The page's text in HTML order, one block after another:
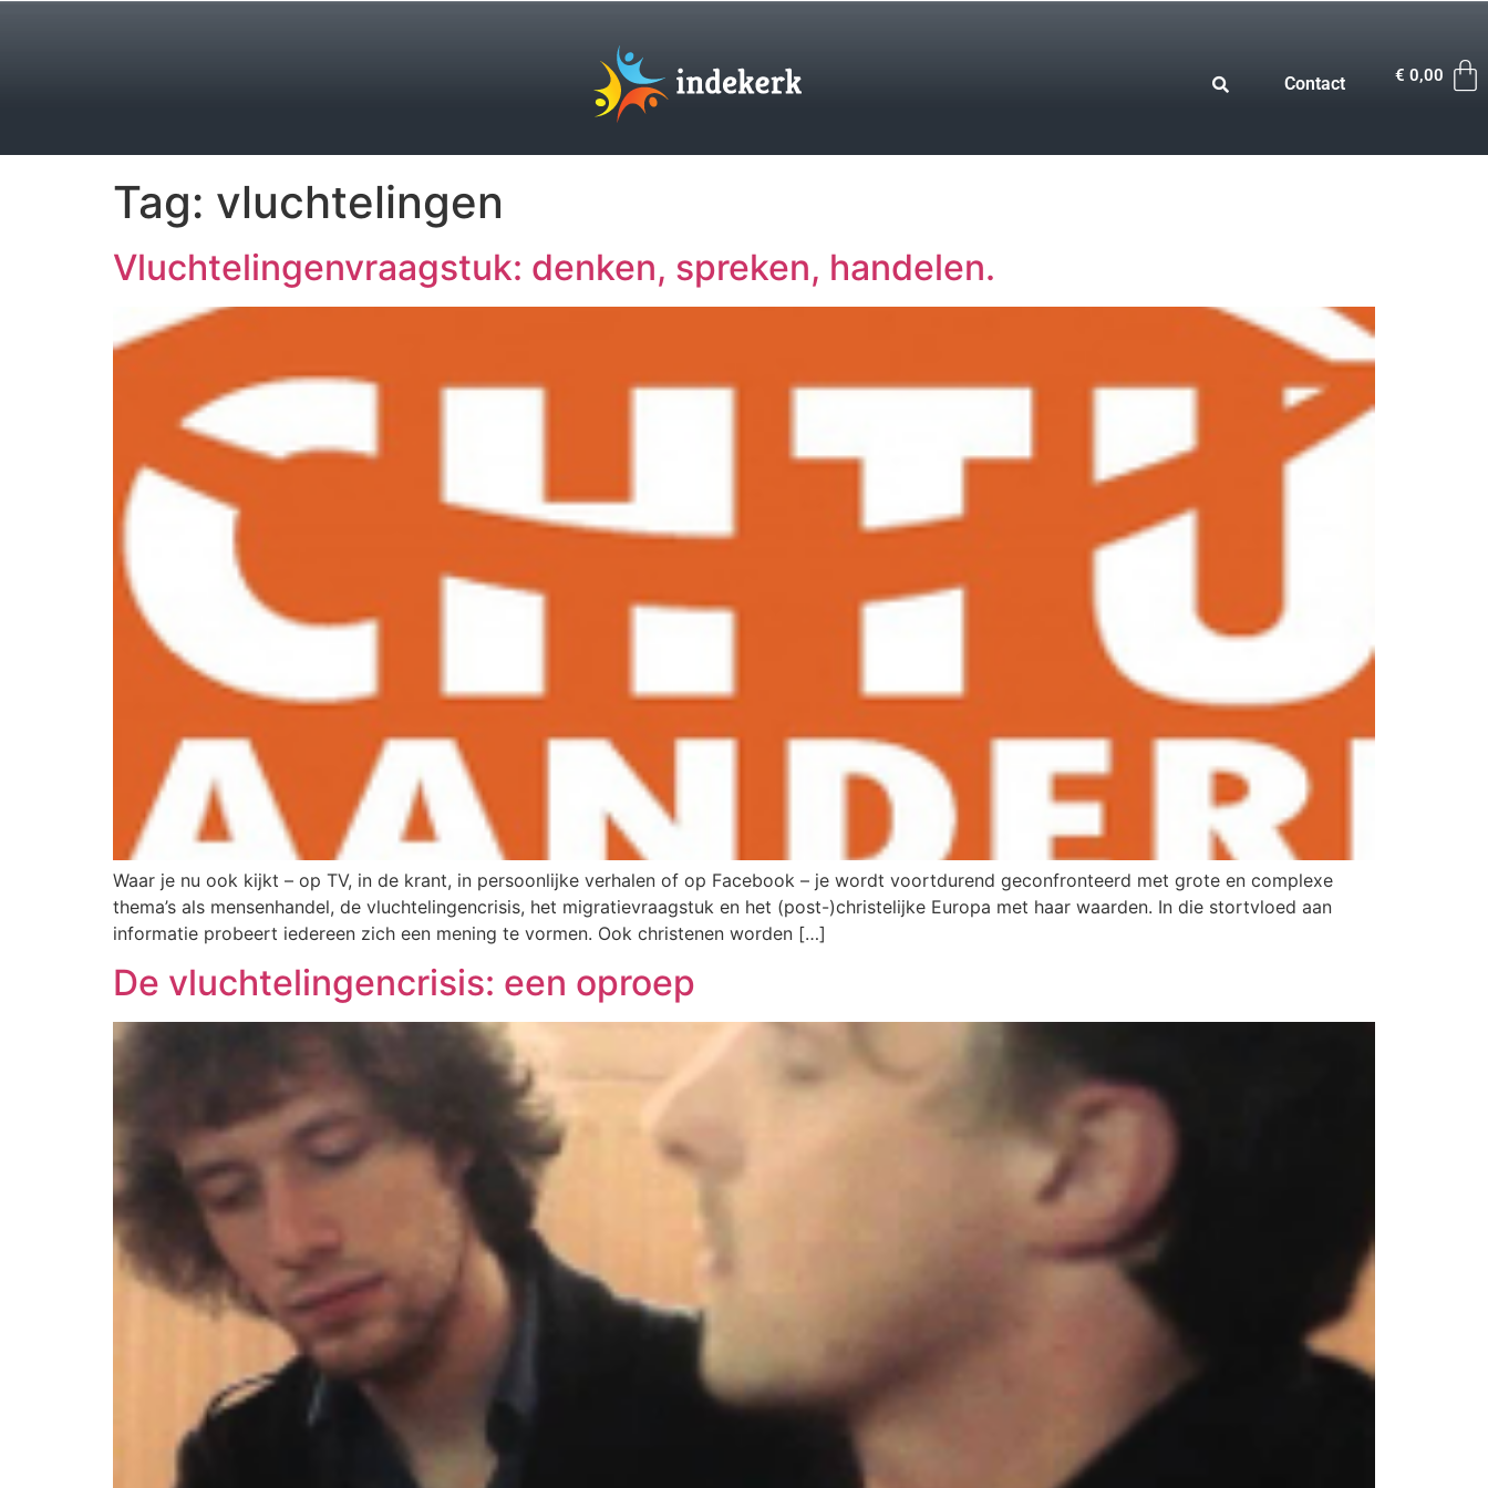
Contact € 0,00
Tag: vluchtelingen
Vluchtelingenvraagstuk: denken, spreken, handelen.
Waar je nu ook kijkt – op TV, in de krant, in persoonlijke verhalen of op Facebook – je wordt voortdurend geconfronteerd met grote en complexe
thema’s als mensenhandel, de vluchtelingencrisis, het migratievraagstuk en het (post-)christelijke Europa met haar waarden. In die stortvloed aan
informatie probeert iedereen zich een mening te vormen. Ook christenen worden […]
De vluchtelingencrisis: een oproep